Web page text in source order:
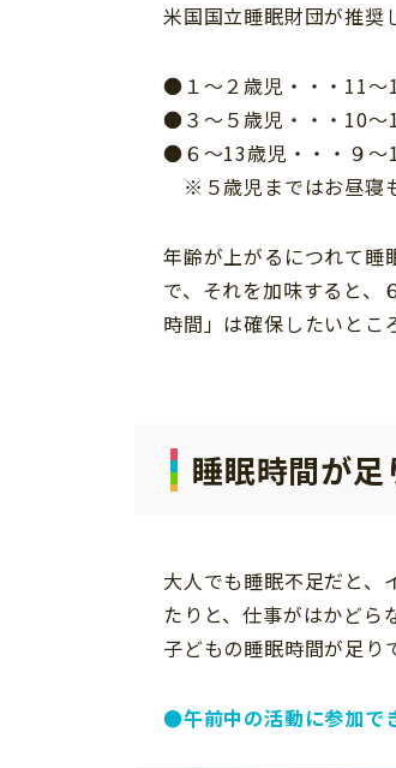
米国国立睡眠財団が推奨
●１～２歳児・・・11～
●３～５歳児・・・10～
●６～13歳児・・・９～
※５歳児まではお昼寝
年齢が上がるにつれて睡
で、それを加味すると、
時間」は確保したいとこ
睡眠時間が足
大人でも睡眠不足だと、
たりと、仕事がはかどら
子どもの睡眠時間が足り
●午前中の活動に参加で